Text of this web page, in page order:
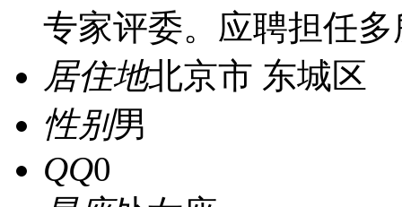
专家评委。应聘担任
居住地北京市 东城区
性别男
QQ0